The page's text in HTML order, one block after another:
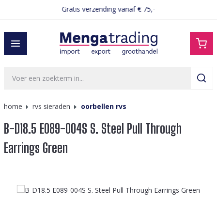
Gratis verzending vanaf € 75,-
home rvs sieraden oorbellen rvs
B-D18.5 E089-004S S. Steel Pull Through
Earrings Green
Afbeeldingengalerij overslaan